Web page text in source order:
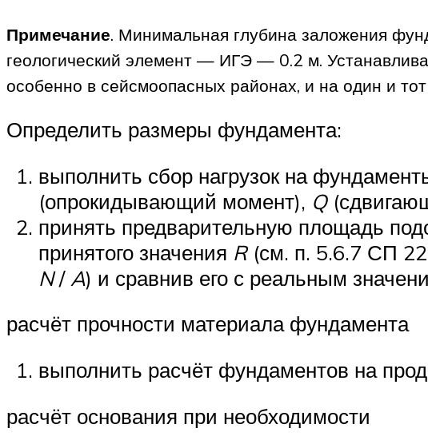
Примечание. Минимальная глубина заложения
геологический элемент — ИГЭ — 0.2 м.
особенно в сейсмоопасных районах, и на один и
Определить размеры фундамента:
выполнить сбор нагрузок на
(опрокидывающий момент), Q
принять предварительную площадь
принятого значения R(см. п. 5.6.7 СП
N/ A) и сравнив его с реальным
расчёт прочности материала фундамента
выполнить расчёт фундаментов на
расчёт основания при необходимости